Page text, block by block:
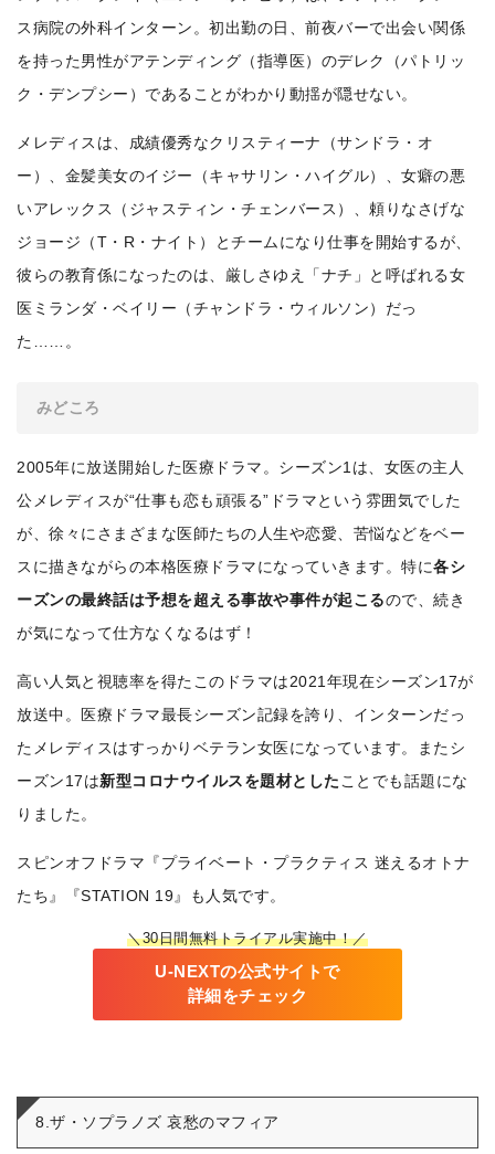
ス病院の外科インターン。初出勤の日、前夜バーで出会い関係
を持った男性がアテンディング（指導医）のデレク（パトリッ
ク・デンプシー）であることがわかり動揺が隠せない。
メレディスは、成績優秀なクリスティーナ（サンドラ・オ
ー）、金髪美女のイジー（キャサリン・ハイグル）、女癖の悪
いアレックス（ジャスティン・チェンバース）、頼りなさげな
ジョージ（T・R・ナイト）とチームになり仕事を開始するが、
彼らの教育係になったのは、厳しさゆえ「ナチ」と呼ばれる女
医ミランダ・ベイリー（チャンドラ・ウィルソン）だっ
た……。
みどころ
2005年に放送開始した医療ドラマ。シーズン1は、女医の主人
公メレディスが“仕事も恋も頑張る”ドラマという雰囲気でした
が、徐々にさまざまな医師たちの人生や恋愛、苦悩などをベー
スに描きながらの本格医療ドラマになっていきます。特に各シ
ーズンの最終話は予想を超える事故や事件が起こるので、続き
が気になって仕方なくなるはず！
高い人気と視聴率を得たこのドラマは2021年現在シーズン17が
放送中。医療ドラマ最長シーズン記録を誇り、インターンだっ
たメレディスはすっかりベテラン女医になっています。またシ
ーズン17は新型コロナウイルスを題材とした ことでも話題にな
りました。
スピンオフドラマ『プライベート・プラクティス 迷えるオトナ
たち』『STATION 19』も人気です。
＼30日間無料トライアル実施中！／
U-NEXTの公式サイトで
詳細をチェック
8.ザ・ソプラノズ 哀愁のマフィア